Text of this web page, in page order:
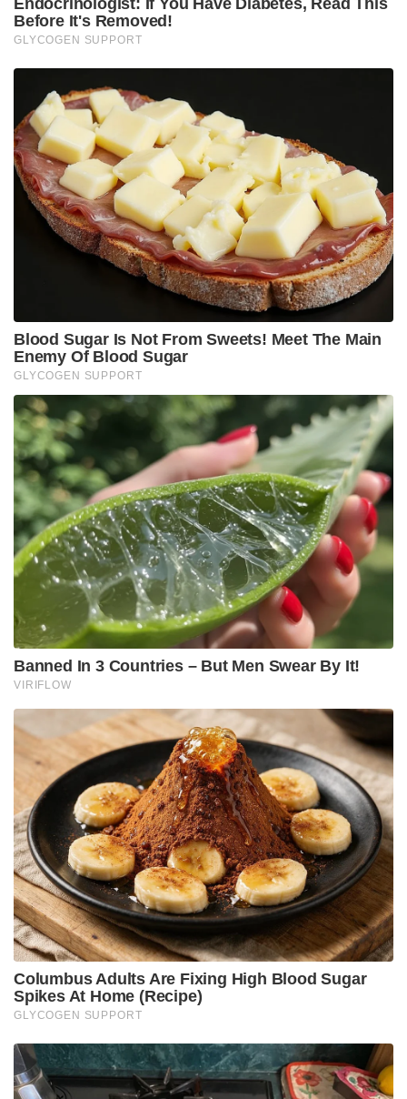
വ്യവസ്ഥകൾക്ക് അന്തിമരൂപം നൽകുക.
സംസ്ഥാന, ജില്ലാ തലങ്ങളിൽ
സമിതികളുണ്ടാകും.സിവിൽ സപ്ലൈസ്
കമ്മിഷണറായിരിക്കും സംസ്ഥാനതല സമിതി
അദ്ധ്യക്ഷൻ.ജില്ലാതലത്തിൽ കളക്ടർ അദ്ധ്യക്ഷനാകും.
ഉപഭോക്തൃ, ഭക്ഷ്യസുരക്ഷാ വകുപ്പ് ഉദ്യോഗസ്ഥർക്കു
പുറമെ ജനപ്രതിനിധികളേയും ഉൾപ്പെടുത്തും
,ഒരിക്കൽ നിശ്ചയിക്കുന്ന വില കുറഞ്ഞത് മൂന്നു മാസം
തുടരും. അരി, പലവ്യഞ്ജനം, പച്ചക്കറി
തുടങ്ങിയവയുടെ വിലയനുസരിച്ച് ഭക്ഷ്യവില
കൂടുകയും കുറയുകയും ചെയ്യും? സ്റ്റാർ ഹോട്ടൽ
മുതൽ തട്ടുകട വരെ ഗ്രേഡ് തിരിച്ചാകും വില
നിശ്ചയിക്കുക. നിയമം ലംഘിച്ചാൽ ഹോട്ടൽ ഉടമ
പിഴയൊടുക്കാനും വ്യവസ്ഥ എന്നിവയാണ് ബില്ലിന്റെ
പ്രത്യേകകൾ
Tags: hotel